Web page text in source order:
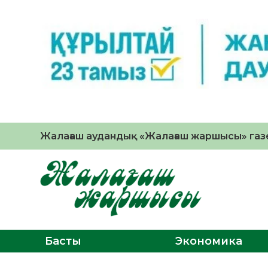
Жалағаш аудандық «Жалағаш жаршысы»
Басты Экономика